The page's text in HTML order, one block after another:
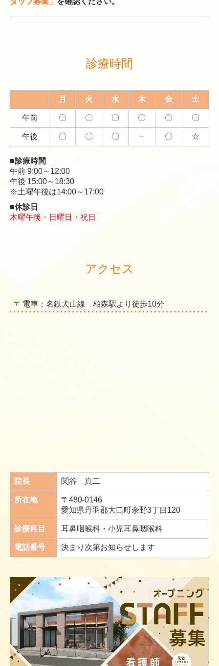
診療時間
月 火 水 木 金 土
午前 〇 〇 〇 〇 〇 〇
午後 〇 〇 〇 － 〇 ☆
■診療時間
午前 9:00～12:00
午後 15:00～18:30
※土曜午後は14:00～17:00
■休診日
木曜午後・日曜日・祝日
アクセス
電車：名鉄犬山線 柏森駅より徒歩10分
院長 関谷 真二
所在地
〒480-0146
愛知県丹羽郡大口町余野3丁目120
診療科目 耳鼻咽喉科・小児耳鼻咽喉科
電話番号 決まり次第お知らせします